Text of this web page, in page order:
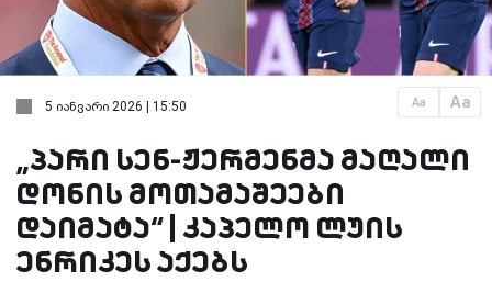
Aa Aa
5 იანვარი 2026 | 15:50
„პარი სენ-ჟერმენმა მაღალი
დონის მოთამაშეები
დაიმატა“ | კაპელო ლუის
ენრიკეს აქებს